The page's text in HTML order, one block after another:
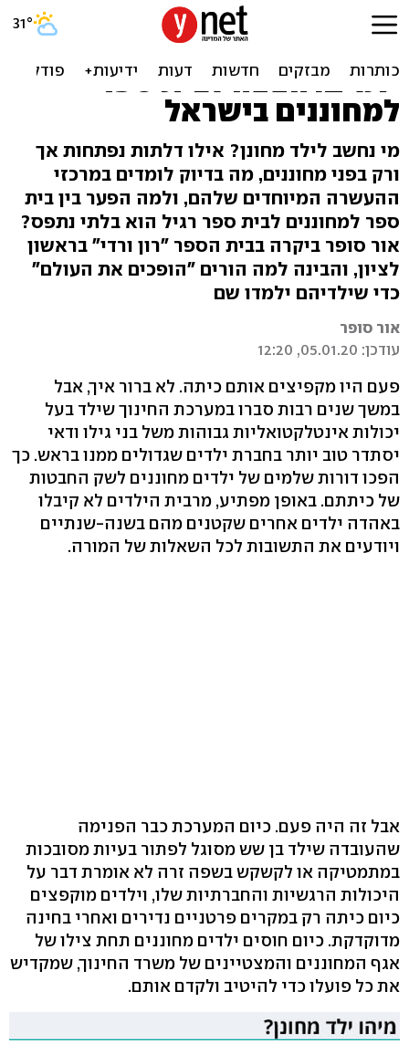
קורסים נחשבים, סיורים
במוזיאונים ופגישות עם
יזמים: הצצה לבית ספר
למחוננים בישראל
מי נחשב לילד מחונן? אילו דלתות נפתחות אך
ורק בפני מחוננים, מה בדיוק לומדים במרכזי
ההעשרה המיוחדים שלהם, ולמה הפער בין בית
ספר למחוננים לבית ספר רגיל הוא בלתי נתפס?
אור סופר ביקרה בבית הספר "רון ורדי" בראשון
לציון, והבינה למה הורים "הופכים את העולם"
כדי שילדיהם ילמדו שם
אור סופר
עודכן: 05.01.20, 12:20
פעם היו מקפיצים אותם כיתה. לא ברור איך, אבל
במשך שנים רבות סברו במערכת החינוך שילד בעל
יכולות אינטלקטואליות גבוהות משל בני גילו ודאי
יסתדר טוב יותר בחברת ילדים שגדולים ממנו בראש. כך
הפכו דורות שלמים של ילדים מחוננים לשק החבטות
של כיתתם. באופן מפתיע, מרבית הילדים לא קיבלו
באהדה ילדים אחרים שקטנים מהם בשנה-שנתיים
ויודעים את התשובות לכל השאלות של המורה.
אבל זה היה פעם. כיום המערכת כבר הפנימה
שהעובדה שילד בן שש מסוגל לפתור בעיות מסובכות
במתמטיקה או לקשקש בשפה זרה לא אומרת דבר על
היכולות הרגשיות והחברתיות שלו, וילדים מוקפצים
כיום כיתה רק במקרים פרטניים נדירים ואחרי בחינה
מדוקדקת. כיום חוסים ילדים מחוננים תחת צילו של
אגף המחוננים והמצטיינים של משרד החינוך, שמקדיש
את כל פועלו כדי להיטיב ולקדם אותם.